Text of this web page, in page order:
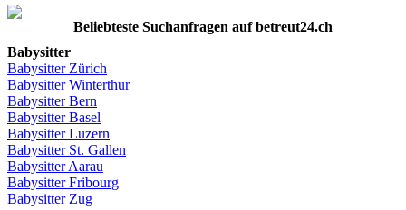
Beliebteste Suchanfragen aufbetreut24.ch
Babysitter
Babysitter Zürich
Babysitter Winterthur
Babysitter Bern
Babysitter Basel
BabysitterLuzern
Babysitter St. Gallen
BabysitterAarau
BabysitterFribourg
Babysitter Zug